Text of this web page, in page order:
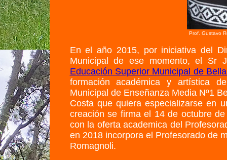
Prof. Gustavo
En el año 2015, por iniciativa del
Municipal de ese momento, el
Educación Superior Municipal de
formación académica y artística
Municipal de Enseñanza Media Nº1
Costa que quiera especializarse en
creación se firma el 14 de octubre
con la oferta academica del
en 2018 incorpora el Profesorado de
Romagnoli.